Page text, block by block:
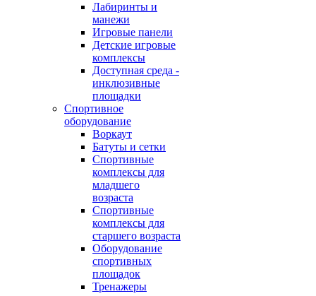
Лабиринты и
манежи
Игровые панели
Детские игровые
комплексы
Доступная среда -
инклюзивные
площадки
Спортивное
оборудование
Воркаут
Батуты и сетки
Спортивные
комплексы для
младшего
возраста
Спортивные
комплексы для
старшего возраста
Оборудование
спортивных
площадок
Тренажеры